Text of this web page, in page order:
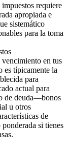
requiere
apropiada e
sistemático
para la toma
en tus
es típicamente la
para
actual para
de deuda—bonos
u otros
de
si tienes